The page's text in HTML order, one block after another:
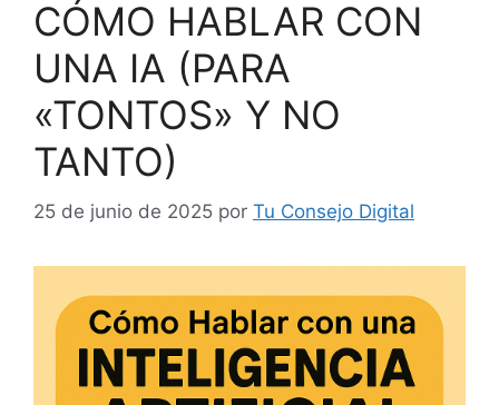
CÓMO HABLAR CON
UNA IA (PARA
«TONTOS» Y NO
TANTO)
25 de junio de 2025 por Tu Consejo Digital